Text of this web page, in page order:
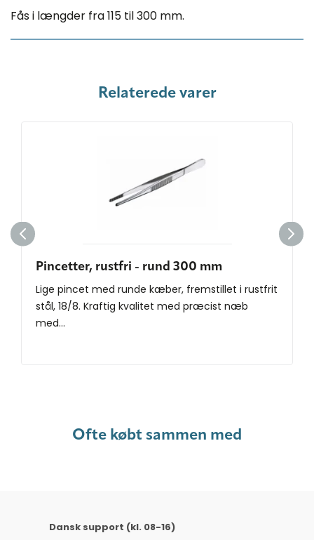
Fås i længder fra 115 til 300 mm.
Relaterede varer
Pincetter, rustfri - rund 300 mm
Lige pincet med runde kæber, fremstillet i ​rustfrit
stål, 18/8. Kraftig kvalitet med præcist næb
med...
Ofte købt sammen med
Dansk support (kl. 08-16)